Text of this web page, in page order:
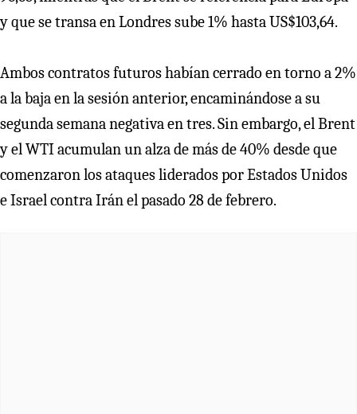
y que se transa en Londres sube 1% hasta US$103,64.
Ambos contratos futuros habían cerrado en torno a 2%
a la baja en la sesión anterior, encaminándose a su
segunda semana negativa en tres. Sin embargo, el Brent
y el WTI acumulan un alza de más de 40% desde que
comenzaron los ataques liderados por Estados Unidos
e Israel contra Irán el pasado 28 de febrero.